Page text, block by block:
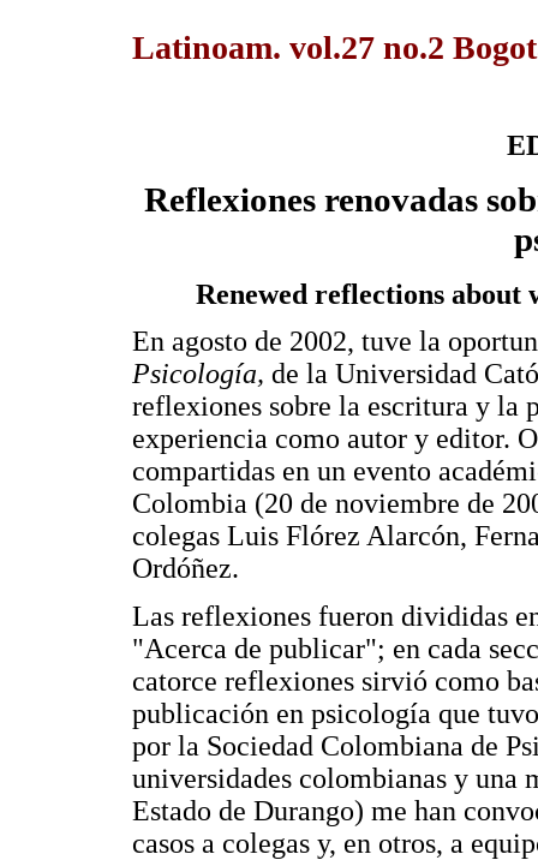
Latinoam. vol.27 no.2
Reflexiones renovadas
Renewed reflections
En agosto de 2002, tuve la
Psicología, de la Universidad
reflexiones sobre la escritura y la
experiencia como autor y editor.
compartidas en un evento
Colombia (20 de noviembre de
colegas Luis Flórez Alarcón,
Ordóñez.
Las reflexiones fueron divididas
"Acerca de publicar"; en cada
catorce reflexiones sirvió como
publicación en psicología que
por la Sociedad Colombiana de
universidades colombianas y una
Estado de Durango) me han
casos a colegas y, en otros, a